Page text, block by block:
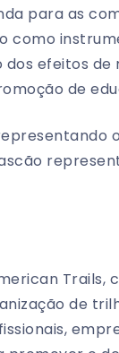
para as
como
efeitos
de
o
Trails,
de